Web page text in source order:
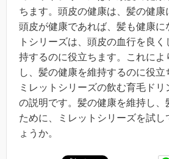
ちます。頭皮の健康は、髪の健康
頭皮が健康であれば、髪も健康に
トシリーズは、頭皮の血行を良
持するのに役立ちます。これによ
し、髪の健康を維持するのに役立
ミレットシリーズの飲む育毛ド
の説明です。髪の健康を維持し、
ために、ミレットシリーズを試し
ょうか。